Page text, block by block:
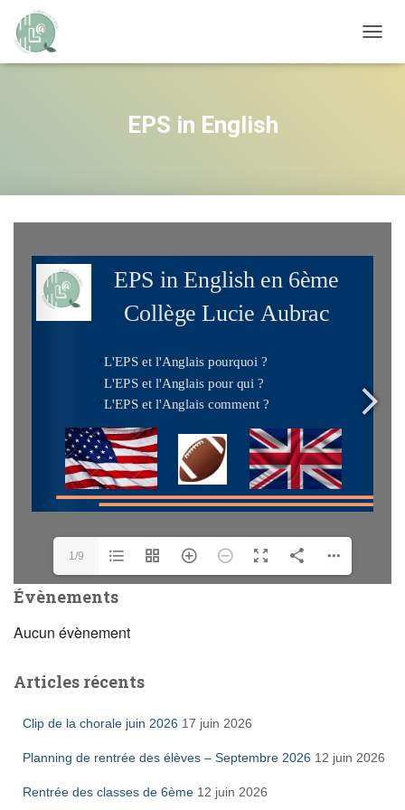
EPS in English
1/9
Évènements
Aucun évènement
Articles récents
Clip de la chorale juin 2026 17 juin 2026
Planning de rentrée des élèves – Septembre 2026 12 juin 2026
Rentrée des classes de 6ème 12 juin 2026